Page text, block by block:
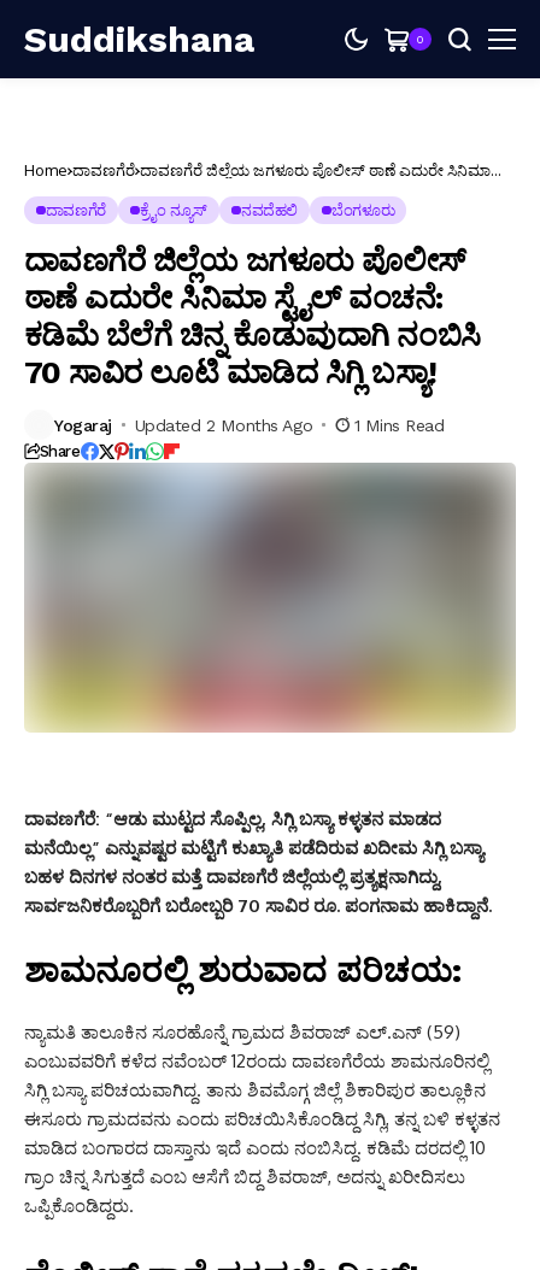
Suddikshana 0
Home ದಾವಣಗೆರೆ ದಾವಣಗೆರೆ ಜಿಲ್ಲೆಯ ಜಗಳೂರು ಪೊಲೀಸ್ ಠಾಣೆ ಎದುರೇ ಸಿನಿಮಾ
ಸಾವಿರ ಲೂಟಿ ಮಾಡಿದ ಸಿಗ್ಲಿ ಬಸ್ಯಾ!
ದಾವಣಗೆರೆ ಕ್ರೈಂ ನ್ಯೂಸ್ ನವದೆಹಲಿ ಬೆಂಗಳೂರು
ದಾವಣಗೆರೆ ಜಿಲ್ಲೆಯ ಜಗಳೂರು ಪೊಲೀಸ್
ಠಾಣೆ ಎದುರೇ ಸಿನಿಮಾ ಸ್ಟೈಲ್ ವಂಚನೆ:
ಕಡಿಮೆ ಬೆಲೆಗೆ ಚಿನ್ನ ಕೊಡುವುದಾಗಿ ನಂಬಿಸಿ
70 ಸಾವಿರ ಲೂಟಿ ಮಾಡಿದ ಸಿಗ್ಲಿ ಬಸ್ಯಾ!
Yogaraj Updated 2 Months Ago 1 Mins Read
Share
ದಾವಣಗೆರೆ: “ಆಡು ಮುಟ್ಟದ ಸೊಪ್ಪಿಲ್ಲ, ಸಿಗ್ಲಿ ಬಸ್ಯಾ ಕಳ್ಳತನ ಮಾಡದ
ಮನೆಯಿಲ್ಲ” ಎನ್ನುವಷ್ಟರ ಮಟ್ಟಿಗೆ ಕುಖ್ಯಾತಿ ಪಡೆದಿರುವ ಖದೀಮ ಸಿಗ್ಲಿ ಬಸ್ಯಾ
ಬಹಳ ದಿನಗಳ ನಂತರ ಮತ್ತೆ ದಾವಣಗೆರೆ ಜಿಲ್ಲೆಯಲ್ಲಿ ಪ್ರತ್ಯಕ್ಷನಾಗಿದ್ದು,
ಸಾರ್ವಜನಿಕರೊಬ್ಬರಿಗೆ ಬರೋಬ್ಬರಿ 70 ಸಾವಿರ ರೂ. ಪಂಗನಾಮ ಹಾಕಿದ್ದಾನೆ.
ಶಾಮನೂರಲ್ಲಿ ಶುರುವಾದ ಪರಿಚಯ:
ನ್ಯಾಮತಿ ತಾಲೂಕಿನ ಸೂರಹೊನ್ನೆ ಗ್ರಾಮದ ಶಿವರಾಜ್ ಎಲ್.ಎನ್ (59)
ಎಂಬುವವರಿಗೆ ಕಳೆದ ನವೆಂಬರ್ 12ರಂದು ದಾವಣಗೆರೆಯ ಶಾಮನೂರಿನಲ್ಲಿ
ಸಿಗ್ಲಿ ಬಸ್ಯಾ ಪರಿಚಯವಾಗಿದ್ದ. ತಾನು ಶಿವಮೊಗ್ಗ ಜಿಲ್ಲೆ ಶಿಕಾರಿಪುರ ತಾಲ್ಲೂಕಿನ
ಈಸೂರು ಗ್ರಾಮದವನು ಎಂದು ಪರಿಚಯಿಸಿಕೊಂಡಿದ್ದ ಸಿಗ್ಲಿ, ತನ್ನ ಬಳಿ ಕಳ್ಳತನ
ಮಾಡಿದ ಬಂಗಾರದ ದಾಸ್ತಾನು ಇದೆ ಎಂದು ನಂಬಿಸಿದ್ದ. ಕಡಿಮೆ ದರದಲ್ಲಿ 10
ಗ್ರಾಂ ಚಿನ್ನ ಸಿಗುತ್ತದೆ ಎಂಬ ಆಸೆಗೆ ಬಿದ್ದ ಶಿವರಾಜ್, ಅದನ್ನು ಖರೀದಿಸಲು
ಒಪ್ಪಿಕೊಂಡಿದ್ದರು.